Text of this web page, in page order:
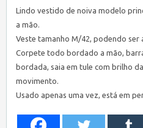
Lindo vestido de noiva modelo
a mão.
Veste tamanho M/42, podendo ser
Corpete todo bordado a mão,
bordada, saia em tule com brilho
movimento.
Usado apenas uma vez, está em